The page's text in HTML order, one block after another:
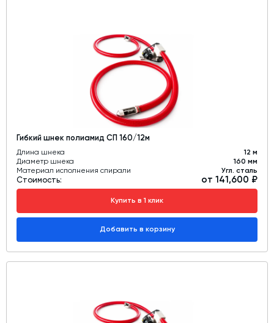
Гибкий шнек полиамид СП 160/12м
Длина шнека
12 м
Диаметр шнека
160 мм
Материал исполнения спирали
Угл. сталь
Стоимость: от 141,600 ₽
Купить в 1 клик
Добавить в корзину